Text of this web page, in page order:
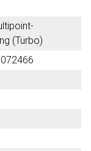
(Turbo)